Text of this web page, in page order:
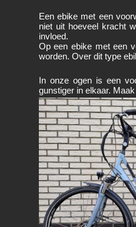
Een ebike met een
niet uit hoeveel kracht
invloed.
Op een ebike met een
worden. Over dit type
In onze ogen is een
gunstiger in elkaar.